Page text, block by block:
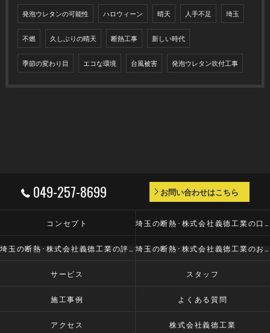
発泡ウレタンの可能性 ハロウィーン 晴天 人手不足 埼玉
不燃 久しぶりの晴天 断熱工事 新しい時代
季節の変わり目 エコな環境 台風被害 発泡ウレタン吹付工事
049-257-8699 お問い合わせはこちら
コンセプト
サービス スタッフ
施工事例 よくある質問
アクセス 株式会社義德工業